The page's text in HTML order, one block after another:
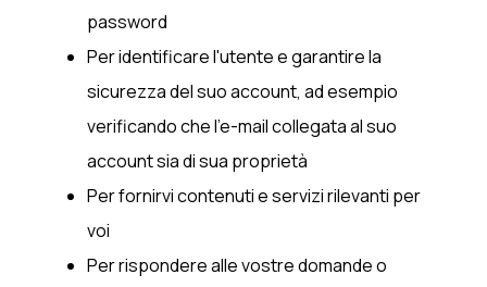
password
Per identificare l'utente e garantire la
sicurezza del suo account, ad esempio
verificando che l'e-mail collegata al suo
account sia di sua proprietà
Per fornirvi contenuti e servizi rilevanti per
voi
Per rispondere alle vostre domande o